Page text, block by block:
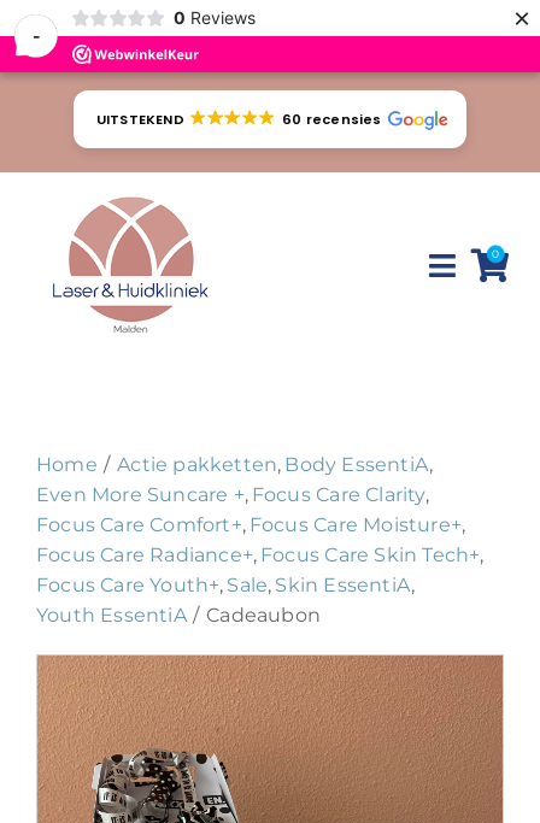
-
0 Reviews ×
UITSTEKEND 60 recensies
Toggle
Tarieven
Blog
Mijn account
Afspraak maken
0
Home Actie pakketten Body EssentiA
Even More Suncare + Focus Care Clarity
Focus Care Comfort+ Focus Care Moisture+
Focus Care Radiance+ Focus Care Skin Tech+
Focus Care Youth+ Sale Skin EssentiA
Youth EssentiA
Cadeaubon